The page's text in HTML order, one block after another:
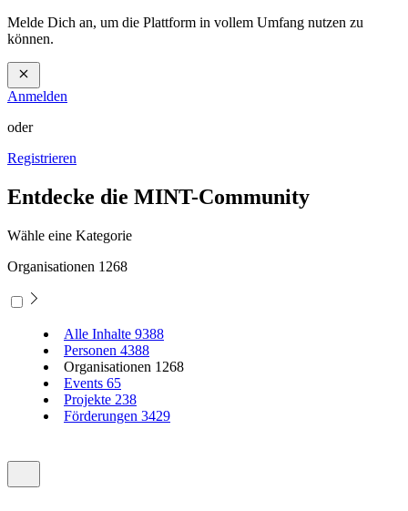
Melde Dich an, um die Plattform in vollem Umfang nutzen zu
können.
Anmelden
oder
Registrieren
Entdecke die MINT-Community
Wähle eine Kategorie
Organisationen 1268
Alle Inhalte 9388
Personen 4388
Organisationen 1268
Events 65
Projekte 238
Förderungen 3429